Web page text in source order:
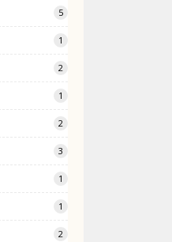
5
1
2
1
2
3
1
1
2